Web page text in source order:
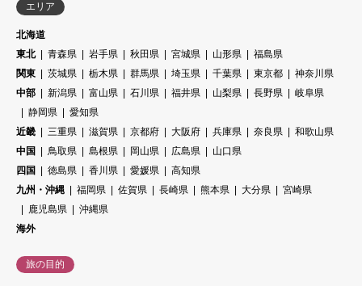
エリア
北海道
東北
青森県 岩手県 秋田県 宮城県 山形県
福島県
関東
茨城県 栃木県 群馬県 埼玉県 千葉県 東京都
神奈川県
中部
新潟県 富山県 石川県 福井県 山梨県 長野県
岐阜県
静岡県
愛知県
近畿
三重県 滋賀県 京都府 大阪府 兵庫県 奈良県
和歌山県
中国
鳥取県 島根県 岡山県 広島県
山口県
四国
徳島県 香川県 愛媛県
高知県
九州・沖縄
福岡県 佐賀県 長崎県 熊本県 大分県
宮崎県
鹿児島県
沖縄県
海外
旅の目的